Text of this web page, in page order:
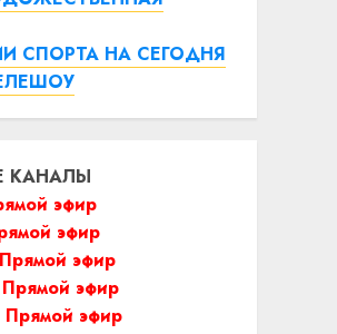
СПОРТА НА СЕГОДНЯ
КАНАЛЫ
эфир
эфир
эфир
эфир
эфир